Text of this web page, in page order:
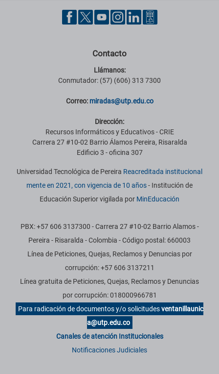
Contacto
Llámanos:
Conmutador: (57) (606) 313 7300
Correo: miradas@utp.edu.co
Dirección:
Recursos Informáticos y Educativos - CRIE
Carrera 27 #10-02 Barrio Álamos Pereira, Risaralda
Edificio 3 - oficina 307
Universidad Tecnológica de Pereira Reacreditada institucional
mente en 2021, con vigencia de 10 años- Institución de
Educación Superior vigilada por MinEducación
PBX: +57 606 3137300 - Carrera 27 #10-02 Barrio Alamos -
Pereira - Risaralda - Colombia - Código postal: 660003
Línea de Peticiones, Quejas, Reclamos y Denuncias por
corrupción: +57 606 3137211
Línea gratuita de Peticiones, Quejas, Reclamos y Denuncias
por corrupción: 018000966781
Para radicación de documentos y/o solicitudesventanillaunic
a@utp.edu.co
Canales de atención Institucionales
Notificaciones Judiciales